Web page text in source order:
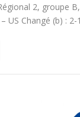
2, groupe
US Changé (b) : 2-